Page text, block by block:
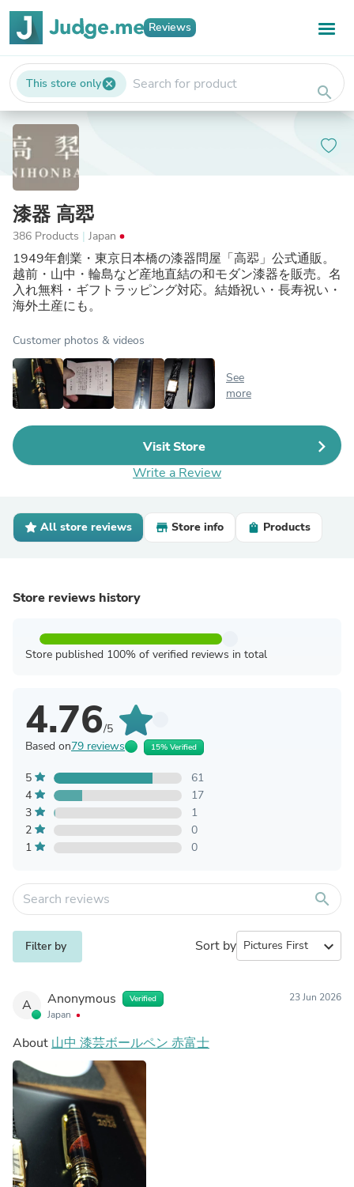
Reviews
This store onlycancel search
漆器 高翆
386 Products | Japan
1949年創業・東京日本橋の漆器問屋「高翆」公式通販。
越前・山中・輪島など産地直結の和モダン漆器を販売。名
入れ無料・ギフトラッピング対応。結婚祝い・長寿祝い・
海外土産にも。
Customer photos & videos
See
more
Visit Store
Write a Review
All store reviews Store info Products
Store reviews history
Store published 100% of verified reviews in total
4.76/5
Based on79 reviews 15% Verified
5
61
4
17
3
1
2
0
1
0
search
Filter by Sort by expand_more
A Anonymous Verified
Japan
23 Jun 2026
About 山中 漆芸ボールペン 赤富士